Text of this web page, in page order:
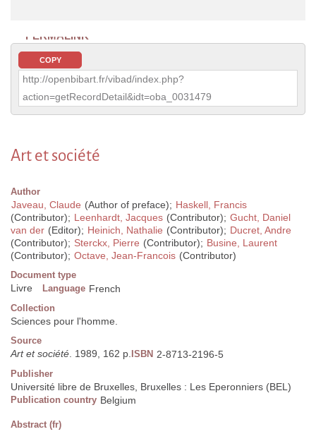
PERMALINK
COPY
http://openbibart.fr/vibad/index.php?
action=getRecordDetail&idt=oba_0031479
Art et société
Author
Javeau, Claude (Author of preface); Haskell, Francis
(Contributor); Leenhardt, Jacques (Contributor); Gucht, Daniel
van der (Editor); Heinich, Nathalie (Contributor); Ducret, Andre
(Contributor); Sterckx, Pierre (Contributor); Busine, Laurent
(Contributor); Octave, Jean-Francois (Contributor)
Document type
Livre Language French
Collection
Sciences pour l'homme.
Source
Art et société. 1989, 162 p. ISBN 2-8713-2196-5
Publisher
Université libre de Bruxelles, Bruxelles : Les Eperonniers (BEL)
Publication country Belgium
Abstract (fr)